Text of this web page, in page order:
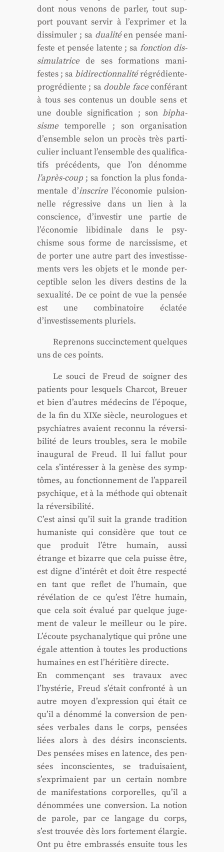
dont nous venons de par­ler, tout sup­
port pou­vant ser­vir à l’exprimer et la
dis­si­mu­ler ; sa dua­li­téen pen­sée mani­
feste et pen­sée latente ; safonc­tion dis­
si­mu­la­tricede ses for­ma­tions mani­
festes ; sabidi­rec­tion­na­li­térégré­diente-
pro­gré­diente ; sa double faceconfé­rant
à tous ses conte­nus un double sens et
une double signi­fi­ca­tion ; sonbipha­
sismetem­po­relle ; son orga­ni­sa­tion
d’ensemble selon un pro­cès très par­ti­
cu­lier incluant l’ensemble des qua­li­fi­ca­
tifs pré­cé­dents, que l’on dénomme
l’après-coup; sa fonc­tion la plus fon­da­
men­tale d’ins­crirel’économie pul­sion­
nelle régres­sive dans un lien à la
conscience, d’investir une par­tie de
l’économie libi­di­nale dans le psy­
chisme sous forme de nar­cis­sisme, et
de por­ter une autre part des inves­tis­se­
ments vers les objets et le monde per­
cep­tible selon les divers des­tins de la
sexua­li­té. De ce point de vue la pen­sée
est une com­bi­na­toire écla­tée
d’investissements plu­riels.
Repre­nons suc­cinc­te­ment quelques
uns de ces points.
Le sou­ci de Freud de soi­gner des
patients pour les­quels Char­cot, Breuer
et bien d’autres méde­cins de l’époque,
de la fin du XIXe siècle, neu­ro­logues et
psy­chiatres avaient recon­nu la réver­si­
bi­li­té de leurs troubles, sera le mobile
inau­gu­ral de Freud. Il lui fal­lut pour
cela s’intéresser à la genèse des symp­
tômes, au fonc­tion­ne­ment de l’appareil
psy­chique, et à la méthode qui obte­nait
la réver­si­bi­li­té.
C’est ain­si qu’il suit la grande tra­di­tion
huma­niste qui consi­dère que tout ce
que pro­duit l’être humain, aus­si
étrange et bizarre que cela puisse être,
est digne d’intérêt et doit être res­pec­té
en tant que reflet de l’humain, que
révé­la­tion de ce qu’est l’être humain,
que cela soit éva­lué par quelque juge­
ment de valeur le meilleur ou le pire.
L’écoute psy­cha­na­ly­tique qui prône une
égale atten­tion à toutes les pro­duc­tions
humaines en est l’héritière directe.
En com­men­çant ses tra­vaux avec
l’hystérie, Freud s’était confron­té à un
autre moyen d’expression qui était ce
qu’il a dénom­mé la conver­sion de pen­
sées ver­bales dans le corps, pen­sées
liées alors à des dési­rs incons­cients.
Des pen­sées mises en latence, des pen­
sées incons­cientes, se tra­dui­saient,
s’exprimaient par un cer­tain nombre
de mani­fes­ta­tions cor­po­relles, qu’il a
dénom­mées une conver­sion. La notion
de parole, par ce lan­gage du corps,
s’est trou­vée dès lors for­te­ment élar­gie.
Ont pu être embras­sés ensuite tous les